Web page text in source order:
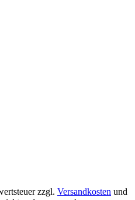
zzgl. Versandkosten und